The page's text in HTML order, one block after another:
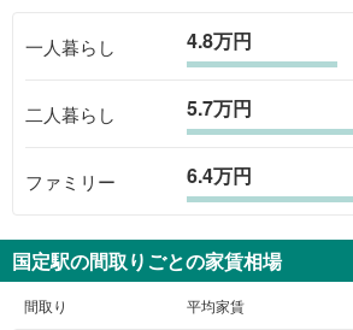
一人暮らし 4.8万円
二人暮らし 5.7万円
ファミリー 6.4万円
国定駅の間取りごとの家賃相場
間取り 平均家賃